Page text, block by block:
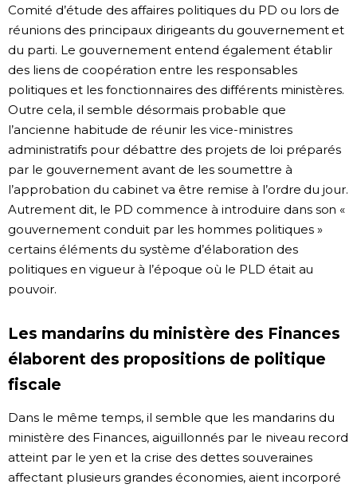
Comité d’étude des affaires politiques du PD ou lors de
réunions des principaux dirigeants du gouvernement et
du parti. Le gouvernement entend également établir
des liens de coopération entre les responsables
politiques et les fonctionnaires des différents ministères.
Outre cela, il semble désormais probable que
l’ancienne habitude de réunir les vice-ministres
administratifs pour débattre des projets de loi préparés
par le gouvernement avant de les soumettre à
l’approbation du cabinet va être remise à l’ordre du jour.
Autrement dit, le PD commence à introduire dans son «
gouvernement conduit par les hommes politiques »
certains éléments du système d’élaboration des
politiques en vigueur à l’époque où le PLD était au
pouvoir.
Les mandarins du ministère des Finances
élaborent des propositions de politique
fiscale
Dans le même temps, il semble que les mandarins du
ministère des Finances, aiguillonnés par le niveau record
atteint par le yen et la crise des dettes souveraines
affectant plusieurs grandes économies, aient incorporé